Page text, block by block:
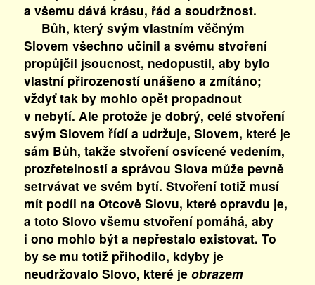
a všemu dává krásu, řád a soudržnost.
Bůh, který svým vlastním věčným
Slovem všechno učinil a svému stvoření
propůjčil jsoucnost, nedopustil, aby bylo
vlastní přirozeností unášeno a zmítáno;
vždyť tak by mohlo opět propadnout
v nebytí. Ale protože je dobrý, celé stvoření
svým Slovem řídí a udržuje, Slovem, které je
sám Bůh, takže stvoření osvícené vedením,
prozřetelností a správou Slova může pevně
setrvávat ve svém bytí. Stvoření totiž musí
mít podíl na Otcově Slovu, které opravdu je,
a toto Slovo všemu stvoření pomáhá, aby
i ono mohlo být a nepřestalo existovat. To
by se mu totiž přihodilo, kdyby je
neudržovalo Slovo, které je obrazem